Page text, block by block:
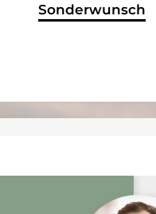
Sonderwunsch